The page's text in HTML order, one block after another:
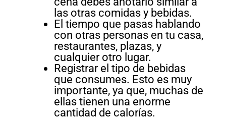
las otras comidas y bebidas.
El tiempo que pasas hablando
con otras personas en tu casa,
restaurantes, plazas, y
cualquier otro lugar.
Registrar el tipo de bebidas
que consumes. Esto es muy
importante, ya que, muchas de
ellas tienen una enorme
cantidad de calorías.